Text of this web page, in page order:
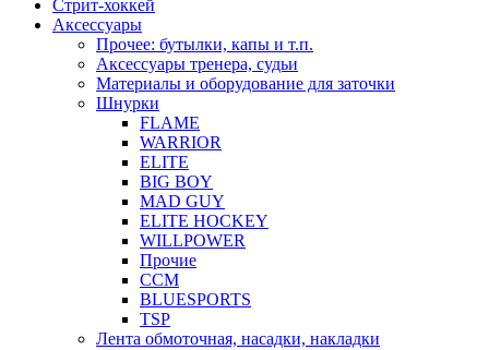
Стрит-хоккей
Аксессуары
Прочее: бутылки, капы и т.п.
Аксессуары тренера, судьи
Материалы и оборудование для заточки
Шнурки
FLAME
WARRIOR
ELITE
BIG BOY
MAD GUY
ELITE HOCKEY
WILLPOWER
Прочие
CCM
BLUESPORTS
TSP
Лента обмоточная, насадки, накладки